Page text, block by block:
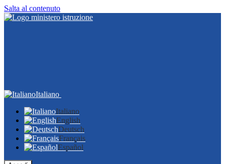
Salta al contenuto
Italiano
Italiano
English
Deutsch
Français
Español